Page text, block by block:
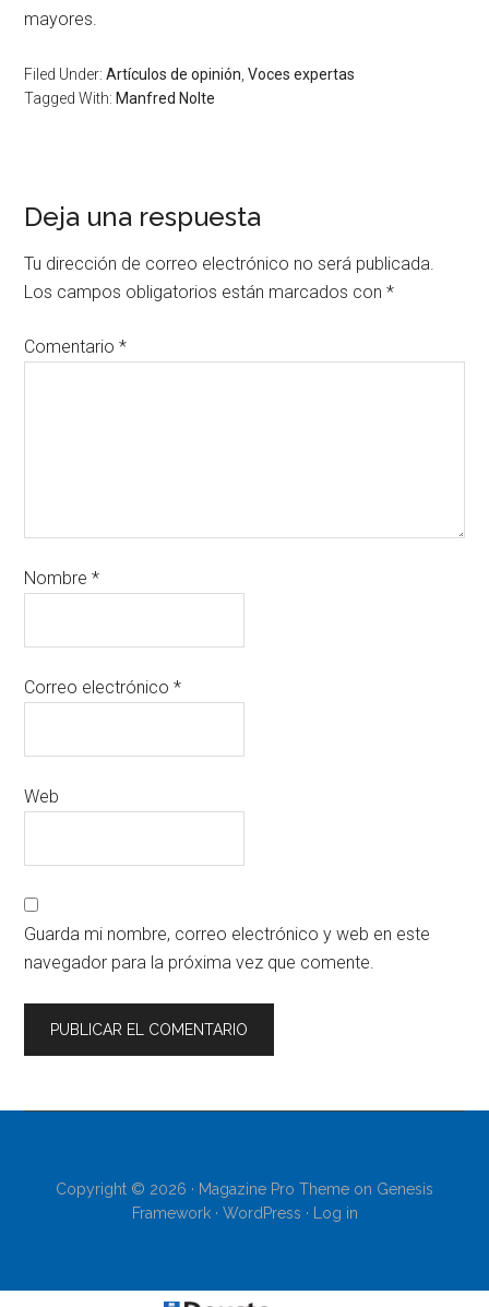
mayores.
Filed Under:Artículos de opinión ,Voces expertas
Tagged With: Manfred Nolte
Deja una respuesta
Tu dirección de correo electrónico no será publicada.
Los campos obligatorios están marcados con*
Comentario*
Nombre*
Correo electrónico*
Web
Guarda mi nombre, correo electrónico y web en este
navegador para la próxima vez que comente.
Copyright © 2026 · Magazine Pro Theme on Genesis
Framework· WordPress · Log in